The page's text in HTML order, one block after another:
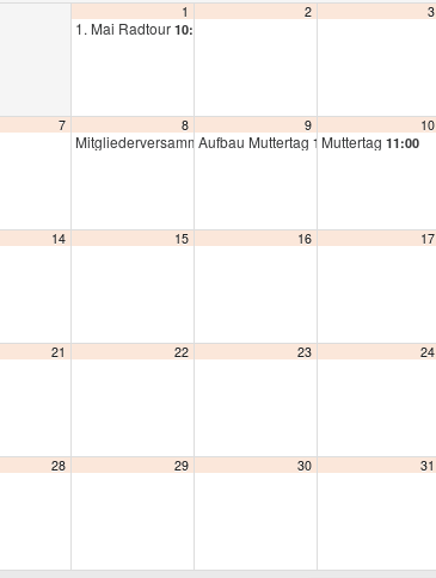
1
1. Mai Radtour 10:00
2 3
7 8
Mitgliederversammlung19:00
9
Aufbau Muttertag 14:00
10
Muttertag 11:00
14 15 16 17
21 22 23 24
28 29 30 31